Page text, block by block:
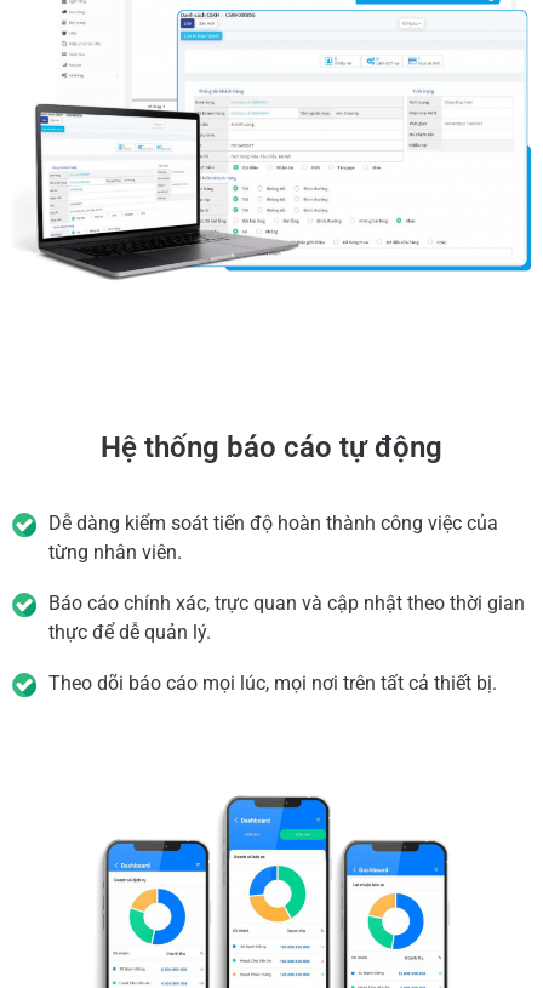
Hệ thống báo cáo tự động
Dễ dàng kiểm soát tiến độ hoàn thành công việc của
từng nhân viên.
Báo cáo chính xác, trực quan và cập nhật theo thời gian
thực để dễ quản lý.
Theo dõi báo cáo mọi lúc, mọi nơi trên tất cả thiết bị.